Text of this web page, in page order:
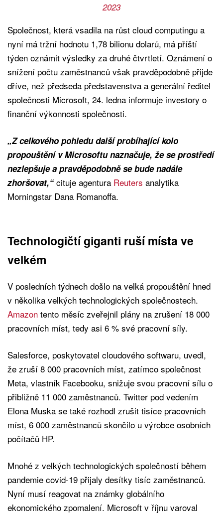
2023
Společnost, která vsadila na růst cloud computingu a
nyní má tržní hodnotu 1,78 bilionu dolarů, má příští
týden oznámit výsledky za druhé čtvrtletí. Oznámení o
snížení počtu zaměstnanců však pravděpodobně přijde
dříve, než předseda představenstva a generální ředitel
společnosti Microsoft, 24. ledna informuje investory o
finanční výkonnosti společnosti.
„Z celkového pohledu další probíhající kolo
propouštění v Microsoftu naznačuje, že se prostředí
nezlepšuje a pravděpodobně se bude nadále
zhoršovat,“cituje agentura Reuters analytika
Morningstar Dana Romanoffa.
Technologičtí giganti ruší místa ve
velkém
V posledních týdnech došlo na velká propouštění hned
v několika velkých technologických společnostech.
Amazon tento měsíc zveřejnil plány na zrušení 18 000
pracovních míst, tedy asi 6 % své pracovní síly.
Salesforce, poskytovatel cloudového softwaru, uvedl,
že zruší 8 000 pracovních míst, zatímco společnost
Meta, vlastník Facebooku, snižuje svou pracovní sílu o
přibližně 11 000 zaměstnanců. Twitter pod vedením
Elona Muska se také rozhodl zrušit tisíce pracovních
míst, 6 000 zaměstnanců skončilo u výrobce osobních
počítačů HP.
Mnohé z velkých technologických společností během
pandemie covid-19 přijaly desítky tisíc zaměstnanců.
Nyní musí reagovat na známky globálního
ekonomického zpomalení. Microsoft v říjnu varoval